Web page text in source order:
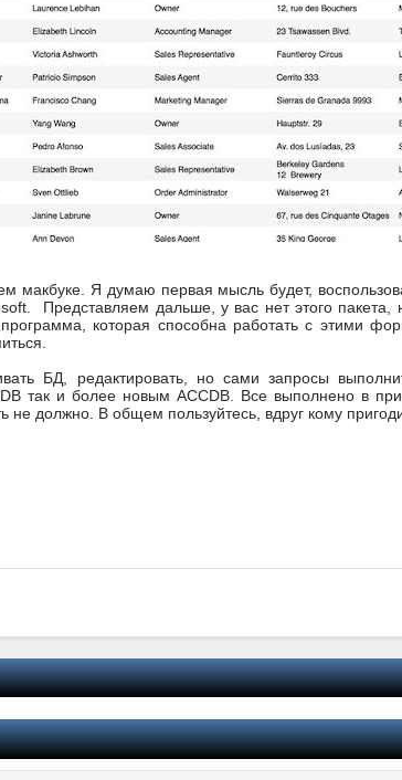
макбуке. Я думаю первая мысль будет,
Представляем дальше, у вас нет этого пакета,
которая способна работать с этими
БД, редактировать, но сами запросы
так и более новым ACCDB. Все выполнено в
не должно. В общем пользуйтесь, вдруг кому